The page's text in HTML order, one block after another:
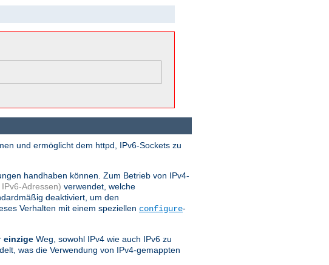
und ermöglicht dem httpd, IPv6-Sockets zu
handhaben können. Zum Betrieb von IPv4-
Adressen) verwendet, welche
deaktiviert, um den
Verhalten mit einem speziellen configure-
einzige Weg, sowohl IPv4 wie auch IPv6 zu
was die Verwendung von IPv4-gemappten